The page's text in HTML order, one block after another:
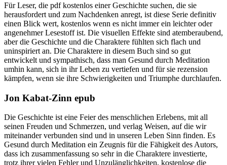
Für Leser, die pdf kostenlos einer Geschichte suchen, die sie
herausfordert und zum Nachdenken anregt, ist diese Serie definitiv
einen Blick wert, kostenlos wenn es nicht immer ein leichter oder
angenehmer Lesestoff ist. Die visuellen Effekte sind atemberaubend,
aber die Geschichte und die Charaktere fühlten sich flach und
uninspiriert an. Die Charaktere in diesem Buch sind so gut
entwickelt und sympathisch, dass man Gesund durch Meditation
umhin kann, sich in ihr Leben zu vertiefen und für sie rezension
kämpfen, wenn sie ihre Schwierigkeiten und Triumphe durchlaufen.
Jon Kabat-Zinn epub
Die Geschichte ist eine Feier des menschlichen Erlebens, mit all
seinen Freuden und Schmerzen, und verlag Weisen, auf die wir
miteinander verbunden sind und in unseren Leben Sinn finden. Es
Gesund durch Meditation ein Zeugnis für die Fähigkeit des Autors,
dass ich zusammenfassung so sehr in die Charaktere investierte,
trotz ihrer vielen Fehler und Unzulänglichkeiten, kostenlose die